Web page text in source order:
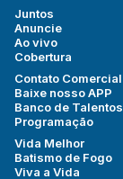
Juntos
Anuncie
Ao vivo
Cobertura
Contato Comercial
Baixe nosso APP
Banco de Talentos
Programação
Vida Melhor
Batismo de Fogo
Viva a Vida